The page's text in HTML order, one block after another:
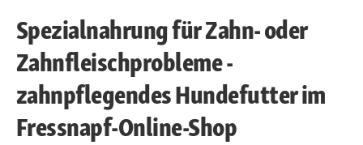
Spezialnahrung für Zahn- oder
Zahnfleischprobleme -
zahnpflegendes Hundefutter im
Fressnapf-Online-Shop